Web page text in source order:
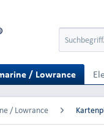
/ Lowrance
/ Lowrance